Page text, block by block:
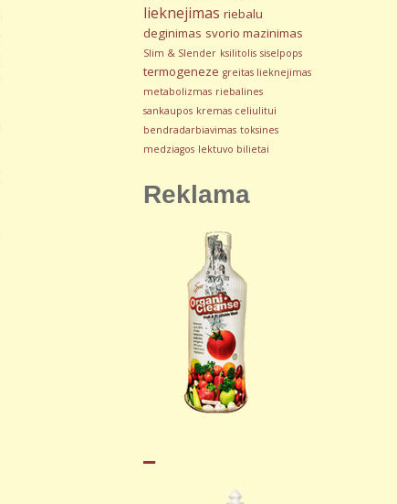
lieknejimas riebalu
deginimas svorio mazinimas
Slim & Slender ksilitolis siselpops
termogeneze greitas lieknejimas
metabolizmas riebalines
sankaupos kremas celiulitui
bendradarbiavimas toksines
medziagos lektuvo bilietai
Reklama